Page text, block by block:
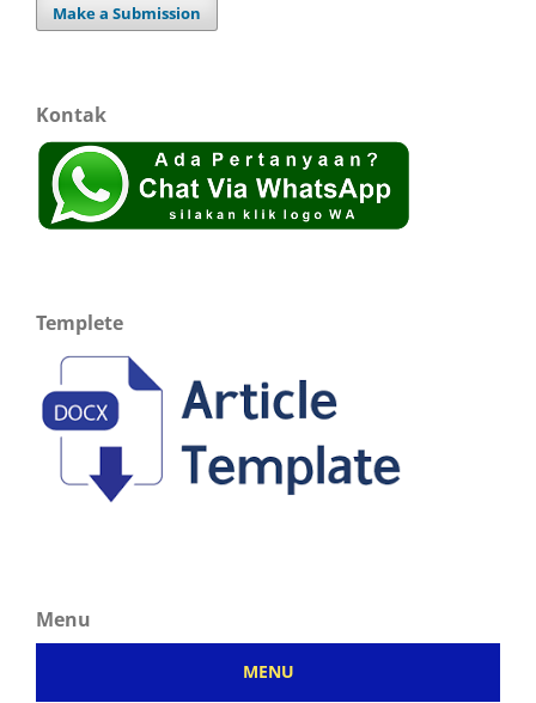
Make a Submission
Kontak
Templete
Menu
MENU